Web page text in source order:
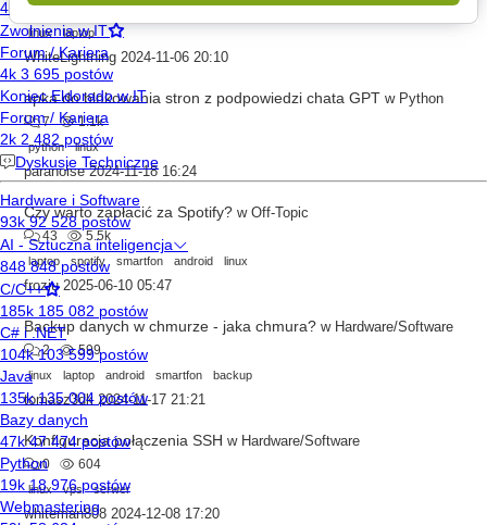
24
4.9k
linux
laptop
WhiteLightning 2024-11-06 20:10
apka do blokowania stron z podpowiedzi chata GPT w Python
7
1.1k
python
linux
paranoise 2024-11-18 16:24
Czy warto zapłacić za Spotify? w Off-Topic
43
5.5k
laptop
spotify smartfon android linux
froziu 2025-06-10 05:47
Backup danych w chmurze - jaka chmura? w Hardware/Software
2
599
linux
laptop android smartfon backup
tomasz3dk 2024-11-17 21:21
Konfiguracja połączenia SSH w Hardware/Software
0
604
linux
vps serwer
whiteman808 2024-12-08 17:20